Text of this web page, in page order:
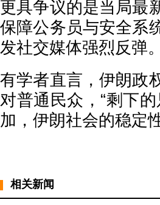
更具争议的是当局最
保障公务员与安全系
发社交媒体强烈反弹。
有学者直言，伊朗政
对普通民众，“剩下
加，伊朗社会的稳定
相关新闻